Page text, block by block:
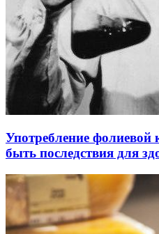
Употребление фолиевой
быть последствия для